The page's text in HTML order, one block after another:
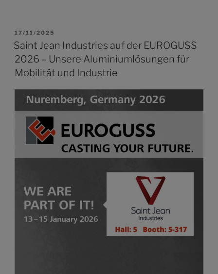
17/11/2025
Saint Jean Industries auf der EUROGUSS
2026 – Unsere Aluminiumlösungen für
Mobilität und Industrie